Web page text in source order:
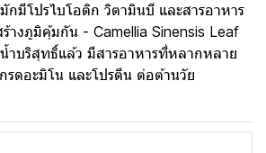
มีโปรไบโอติก วิตามินบี และสารอาหาร
ร้างภูมิคุ้มกัน - Camellia Sinensis Leaf
ำบริสุทธิ์แล้ว มีสารอาหารที่หลากหลาย
ดอะมิโน และโปรตีน ต่อต้านวัย